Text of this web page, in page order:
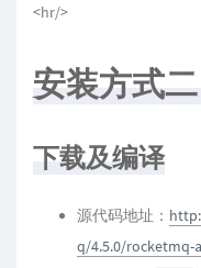
<hr/>
安装方式
下载及编译
源代码地址：
q/4.5.0/rocketmq-